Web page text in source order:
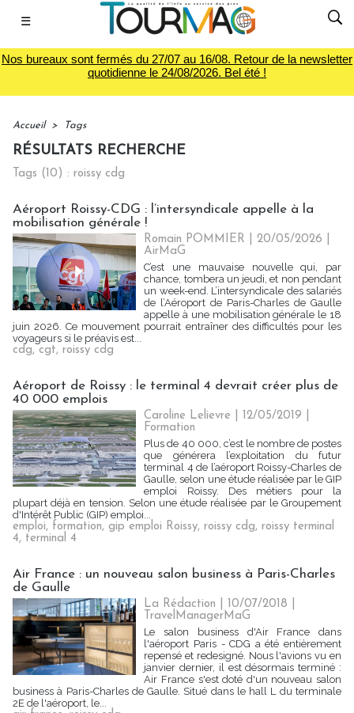
☰
Nos bureaux sont fermés du 27/07 au 16/08. Retour de la newsletter
quotidienne le 24/08/2026. Bel été !
Accueil > Tags
RÉSULTATS RECHERCHE
Tags (10) : roissy cdg
Aéroport Roissy-CDG : l’intersyndicale appelle à la
mobilisation générale !
Romain POMMIER | 20/05/2026
AirMaG
C’est une mauvaise nouvelle qui, par
chance, tombera un jeudi, et non pendant
un week-end. L’intersyndicale des salariés
de l’Aéroport de Paris-Charles de Gaulle
appelle à une mobilisation générale le 18
juin 2026. Ce mouvement pourrait entraîner des difficultés pour les
voyageurs si le préavis est...
cdg, cgt, roissy cdg
Aéroport de Roissy : le terminal 4 devrait créer plus de
40 000 emplois
Caroline Lelievre | 12/05/2019
Formation
Plus de 40 000, c’est le nombre de postes
que générera l’exploitation du futur
terminal 4 de l’aéroport Roissy-Charles de
Gaulle, selon une étude réalisée par le GIP
emploi Roissy. Des métiers pour la
plupart déjà en tension. Selon une étude réalisée par le Groupement
d'Intérêt Public (GIP) emploi...
emploi, formation, gip emploi Roissy, roissy cdg, roissy terminal
4, terminal 4
Air France : un nouveau salon business à Paris-Charles
de Gaulle
La Rédaction | 10/07/2018
TravelManagerMaG
Le salon business d'Air France dans
l'aéroport Paris - CDG a été entièrement
repensé et redesigné. Nous l'avions vu en
janvier dernier, il est désormais terminé :
Air France s'est doté d'un nouveau salon
business à Paris-Charles de Gaulle. Situé dans le hall L du terminale
2E de l'aéroport, le...